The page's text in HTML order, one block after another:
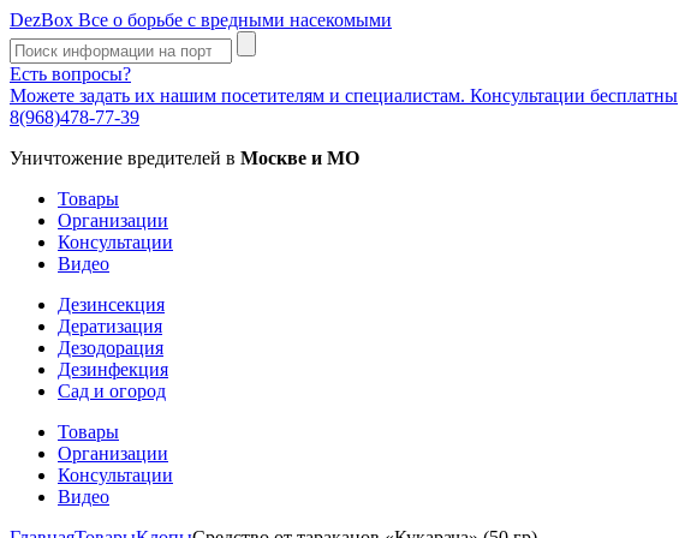
DezBox Все о борьбе с вредными насекомыми
Есть вопросы?
Можете задать их нашим посетителям и специалистам. Консультации бесплатны
8(968)478-77-39
Уничтожение вредителей в Москве и МО
Товары
Организации
Консультации
Видео
Дезинсекция
Дератизация
Дезодорация
Дезинфекция
Сад и огород
Товары
Организации
Консультации
Видео